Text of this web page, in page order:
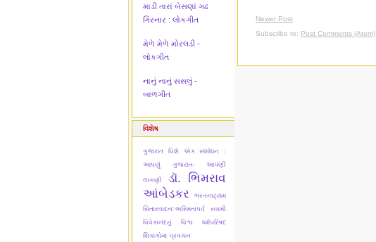
માડી તારાં બેસણાં ગઢ
ગિરનાર : લોકગીત
મેળે મેળે મોરલડી -
લોકગીત
નાનું નાનું સસલું -
બાળગીત
વિશેષ
ગુજરાત વિશે એક સંશોધન :
આપણું ગુજરાત- આપણી
લાગણી
ડૉ. ભિમરાવ
આંબેડકર
ભરતનાટ્યમ
સિતારવાદનઃઅસ્મિતાપર્વ
સ્વામી
વિવેકાનંદનું વિશ્વ ધર્મપરિષદ
શિકાગોમા પ્રવચન
Newer Post
Subscribe to: Post Comments (Atom)